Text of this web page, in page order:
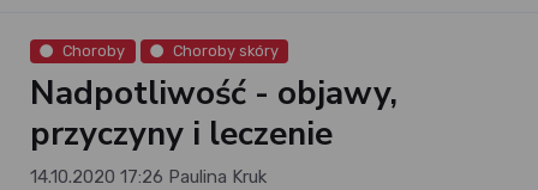
Choroby Choroby skóry
Nadpotliwość - objawy,
przyczyny i leczenie
14.10.2020 17:26 Paulina Kruk